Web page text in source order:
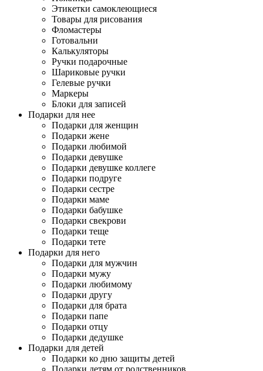
Этикетки самоклеющиеся
Товары для рисования
Фломастеры
Готовальни
Калькуляторы
Ручки подарочные
Шариковые ручки
Гелевые ручки
Маркеры
Блоки для записей
Подарки для нее
Подарки для женщин
Подарки жене
Подарки любимой
Подарки девушке
Подарки девушке коллеге
Подарки подруге
Подарки сестре
Подарки маме
Подарки бабушке
Подарки свекрови
Подарки теще
Подарки тете
Подарки для него
Подарки для мужчин
Подарки мужу
Подарки любимому
Подарки другу
Подарки для брата
Подарки папе
Подарки отцу
Подарки дедушке
Подарки для детей
Подарки ко дню защиты детей
Подарки детям от родственников